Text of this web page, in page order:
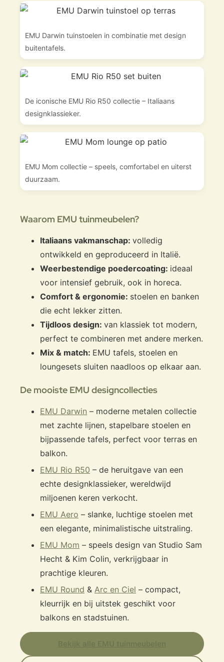
EMU Darwin tuinstoelen in combinatie met design
buitentafels.
De iconische EMU Rio R50 collectie – Italiaans
designklassieker.
EMU Mom collectie – speels, comfortabel en uiterst
duurzaam.
Waarom EMU tuinmeubelen?
Italiaans vakmanschap: volledig
ontwikkeld en geproduceerd in Italië.
Weerbestendige poedercoating: ideaal
voor intensief gebruik, ook in horeca.
Comfort & ergonomie: stoelen en banken
die echt lekker zitten.
Tijdloos design: van klassiek tot modern,
perfect te combineren met andere merken.
Mix & match: EMU tafels, stoelen en
loungesets sluiten naadloos op elkaar aan.
De mooiste EMU designcollecties
EMU Darwin – moderne metalen collectie
met zachte lijnen, stapelbare stoelen en
bijpassende tafels, perfect voor terras en
balkon.
EMU Rio R50 – de heruitgave van een
echte designklassieker, wereldwijd
miljoenen keren verkocht.
EMU Aero – slanke, luchtige stoelen met
een elegante, minimalistische uitstraling.
EMU Mom – speels design van Studio Sam
Hecht & Kim Colin, verkrijgbaar in
prachtige kleuren.
EMU Round & Arc en Ciel – compact,
kleurrijk en bij uitstek geschikt voor
balkons en stadstuinen.